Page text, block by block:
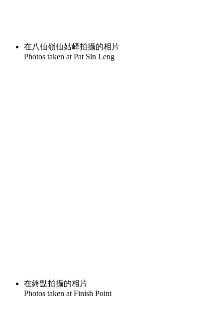
在八仙嶺仙姑峄拍攝的相片
Photos taken at Pat Sin Leng
在終點拍攝的相片
Photos taken at Finish Point